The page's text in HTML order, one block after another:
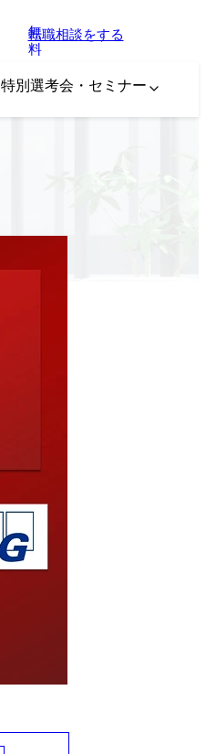
無
料
転職相談をする
特別選考会・セミナー